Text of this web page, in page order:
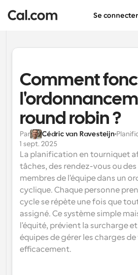
Se connecter
Solutions
Par taille d'équipe
Planification personnelle
Pour les équipes
Planification collaborative pour
Pour les organisations
Planification pour les grandes
contrôle et de sécurité
Pour les entreprises
Solutions de planification de
Par cas
d'utilisation
Entreprise
Développeur
Documentation des
Documentation pour la
API
Créez vos propres intégrations
Composants de planification
Ressources
Police : Cal Sans UI et texte
Notre propre police de
conception d’interfaces
Cal.ai
Tarification
Par Cédric van Ravesteijn
1 sept. 2025
Comment
round robin ?
La planification en tourniquet
tâches, des rendez-vous ou
membres de l'équipe dans un
cyclique. Chaque personne
cycle se répète une fois que
assigné. Ce système simple
l'équité, prévient la surcharge
équipes de gérer les charges de
efficacement.